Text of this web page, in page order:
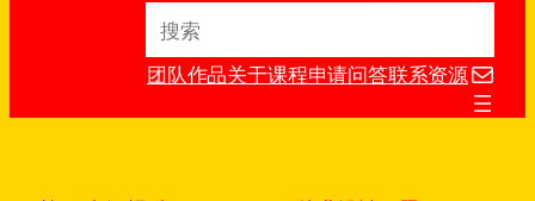
a团队作品关于课程申请问答联系资源电子邮件